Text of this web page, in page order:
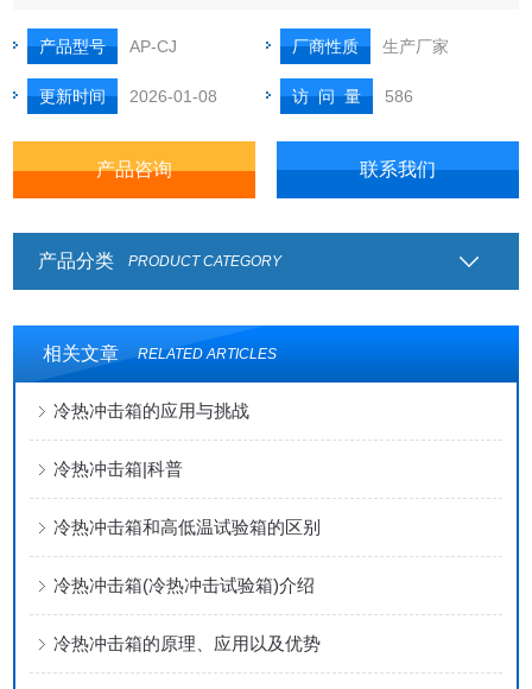
制个性化要求。
产品型号 AP-CJ 厂商性质 生产厂家
更新时间 2026-01-08 访 问 量 586
产品咨询 联系我们
产品分类 PRODUCT CATEGORY
相关文章 RELATED ARTICLES
冷热冲击箱的应用与挑战
冷热冲击箱|科普
冷热冲击箱和高低温试验箱的区别
冷热冲击箱(冷热冲击试验箱)介绍
冷热冲击箱的原理、应用以及优势